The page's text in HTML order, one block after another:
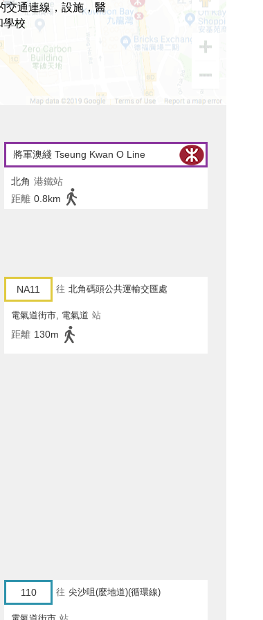
交通連線，設施，醫
學校
將軍澳綫 Tseung Kwan O Line
北角 港鐵站
距離 0.8km
NA11 往 北角碼頭公共運輸交匯處
電氣道街市, 電氣道 站
距離 130m
110 往 尖沙咀(麼地道)(循環線)